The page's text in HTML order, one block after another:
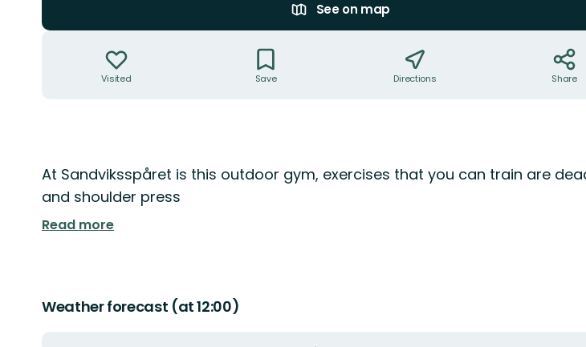
See on map
Visited Save Directions Share
Description
At Sandviksspåret is this outdoor gym, exercises that you can train are
and shoulder press
Read more
Weather forecast (at 12:00)